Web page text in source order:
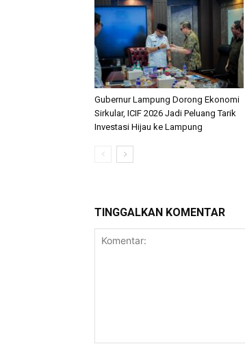
Gubernur Lampung Dorong Ekonomi
Sirkular, ICIF 2026 Jadi Peluang Tarik
Investasi Hijau ke Lampung
TINGGALKAN KOMENTAR